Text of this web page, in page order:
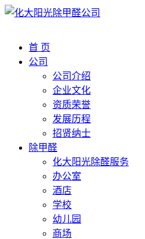
首 页
公司
公司介绍
企业文化
资质荣誉
发展历程
招贤纳士
除甲醛
化大阳光除醛服务
办公室
酒店
学校
幼儿园
商场